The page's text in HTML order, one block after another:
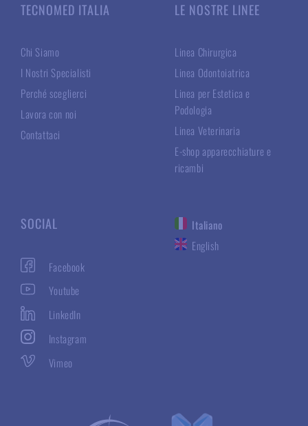
TECNOMED ITALIA
Chi Siamo
I Nostri Specialisti
Perché sceglierci
Lavora con noi
Contattaci
LE NOSTRE LINEE
Linea Chirurgica
Linea Odontoiatrica
Linea per Estetica e
Podologia
Linea Veterinaria
E-shop apparecchiature e
ricambi
SOCIAL
Facebook
Youtube
LinkedIn
Instagram
Vimeo
Italiano
English